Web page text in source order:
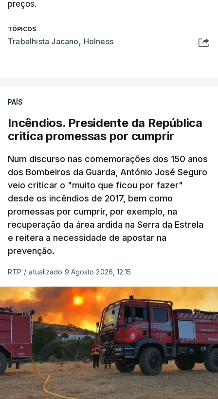
preços.
TÓPICOS
Trabalhista Jacano, Holness
PAÍS
Incêndios. Presidente da República
critica promessas por cumprir
Num discurso nas comemorações dos 150 anos
dos Bombeiros da Guarda, António José Seguro
veio criticar o "muito que ficou por fazer"
desde os incêndios de 2017, bem como
promessas por cumprir, por exemplo, na
recuperação da área ardida na Serra da Estrela
e reitera a necessidade de apostar na
prevenção.
RTP / atualizado 9 Agosto 2026, 12:15